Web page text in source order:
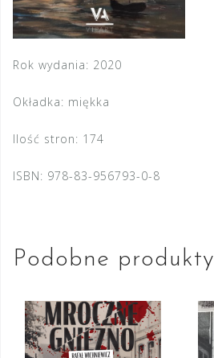
Rok wydania: 2020
Okładka: miękka
Ilość stron: 174
ISBN: 978-83-956793-0-8
Podobne produkty